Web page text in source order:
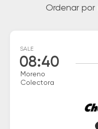
Ordenar por
SALE
08:40
Moreno
Colectora